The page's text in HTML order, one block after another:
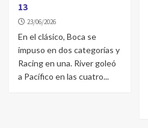
13
23/06/2026
En el clásico, Boca se
impuso en dos categorías y
Racing en una. River goleó
a Pacífico en las cuatro...